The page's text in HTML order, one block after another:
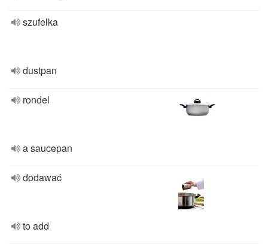
szufelka
dustpan
rondel
a saucepan
dodawać
to add